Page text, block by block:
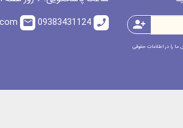
person_add
ما را در اطلاعات حقوقی
call
09383431124
email